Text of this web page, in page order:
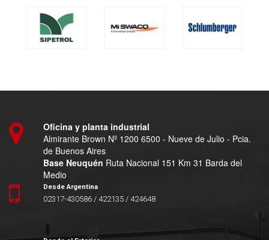
Oficina y planta industrial
Almirante Brown Nº 1200 6500 - Nueve de Julio - Pcia.
de Buenos Aires
Base Neuquén Ruta Nacional 151 Km 31 Barda del
Medio
Desde Argentina
02317-430586 / 422135 / 424648